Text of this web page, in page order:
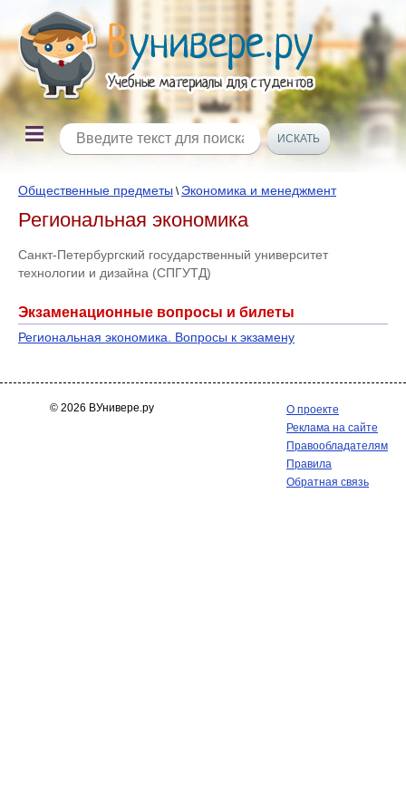
Общественные предметы \ Экономика и менеджмент
Региональная экономика
Санкт-Петербургский государственный университет
технологии и дизайна (СПГУТД)
Экзаменационные вопросы и билеты
Региональная экономика. Вопросы к экзамену
© 2026 ВУнивере.ру
О проекте
Реклама на сайте
Правообладателям
Правила
Обратная связь